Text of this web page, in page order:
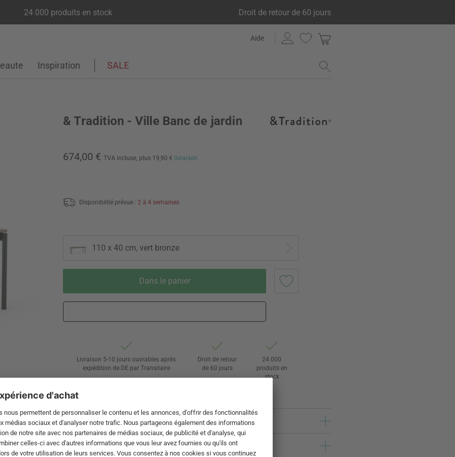
24 000 produits en stock Droit de retour de 60 jours
Aide
Inspiration SALE
& Tradition - Ville Banc de jardin
674,00 € TVA incluse, plus 19,90 € livraison
Disponibilité prévue : 2 à 4 semaines
110 x 40 cm, vert bronze
Dans le panier
Livraison 5-10 jours ouvrables après
expédition de DE par Transitaire
Droit de retour
de 60 jours
24 000
produits en
stock